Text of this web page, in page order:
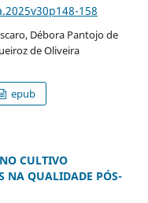
158
Débora Pantojo de
de Oliveira
epub
CULTIVO
NA QUALIDADE PÓS-